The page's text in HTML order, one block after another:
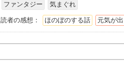
ファンタジー 気まぐれ
読者の感想： ほのぼのする話 元気が